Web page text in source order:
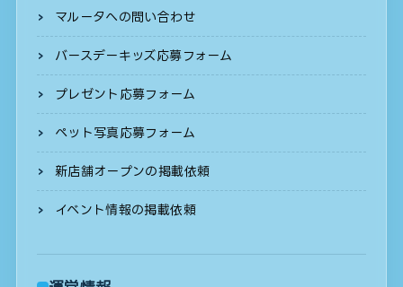
マルータへの問い合わせ
バースデーキッズ応募フォーム
プレゼント応募フォーム
ペット写真応募フォーム
新店舗オープンの掲載依頼
イベント情報の掲載依頼